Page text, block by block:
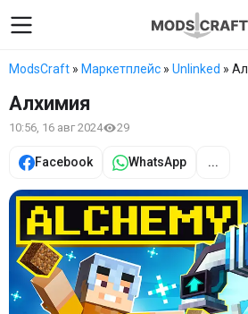
ModsCraft » Маркетплейс » Unlinked »
Алхимия
10:56, 16 авг 2024 29
Facebook WhatsApp ...